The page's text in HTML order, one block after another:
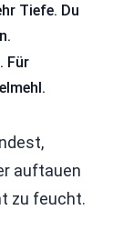
Tiefe. Du
Für
auftauen
zu feucht.